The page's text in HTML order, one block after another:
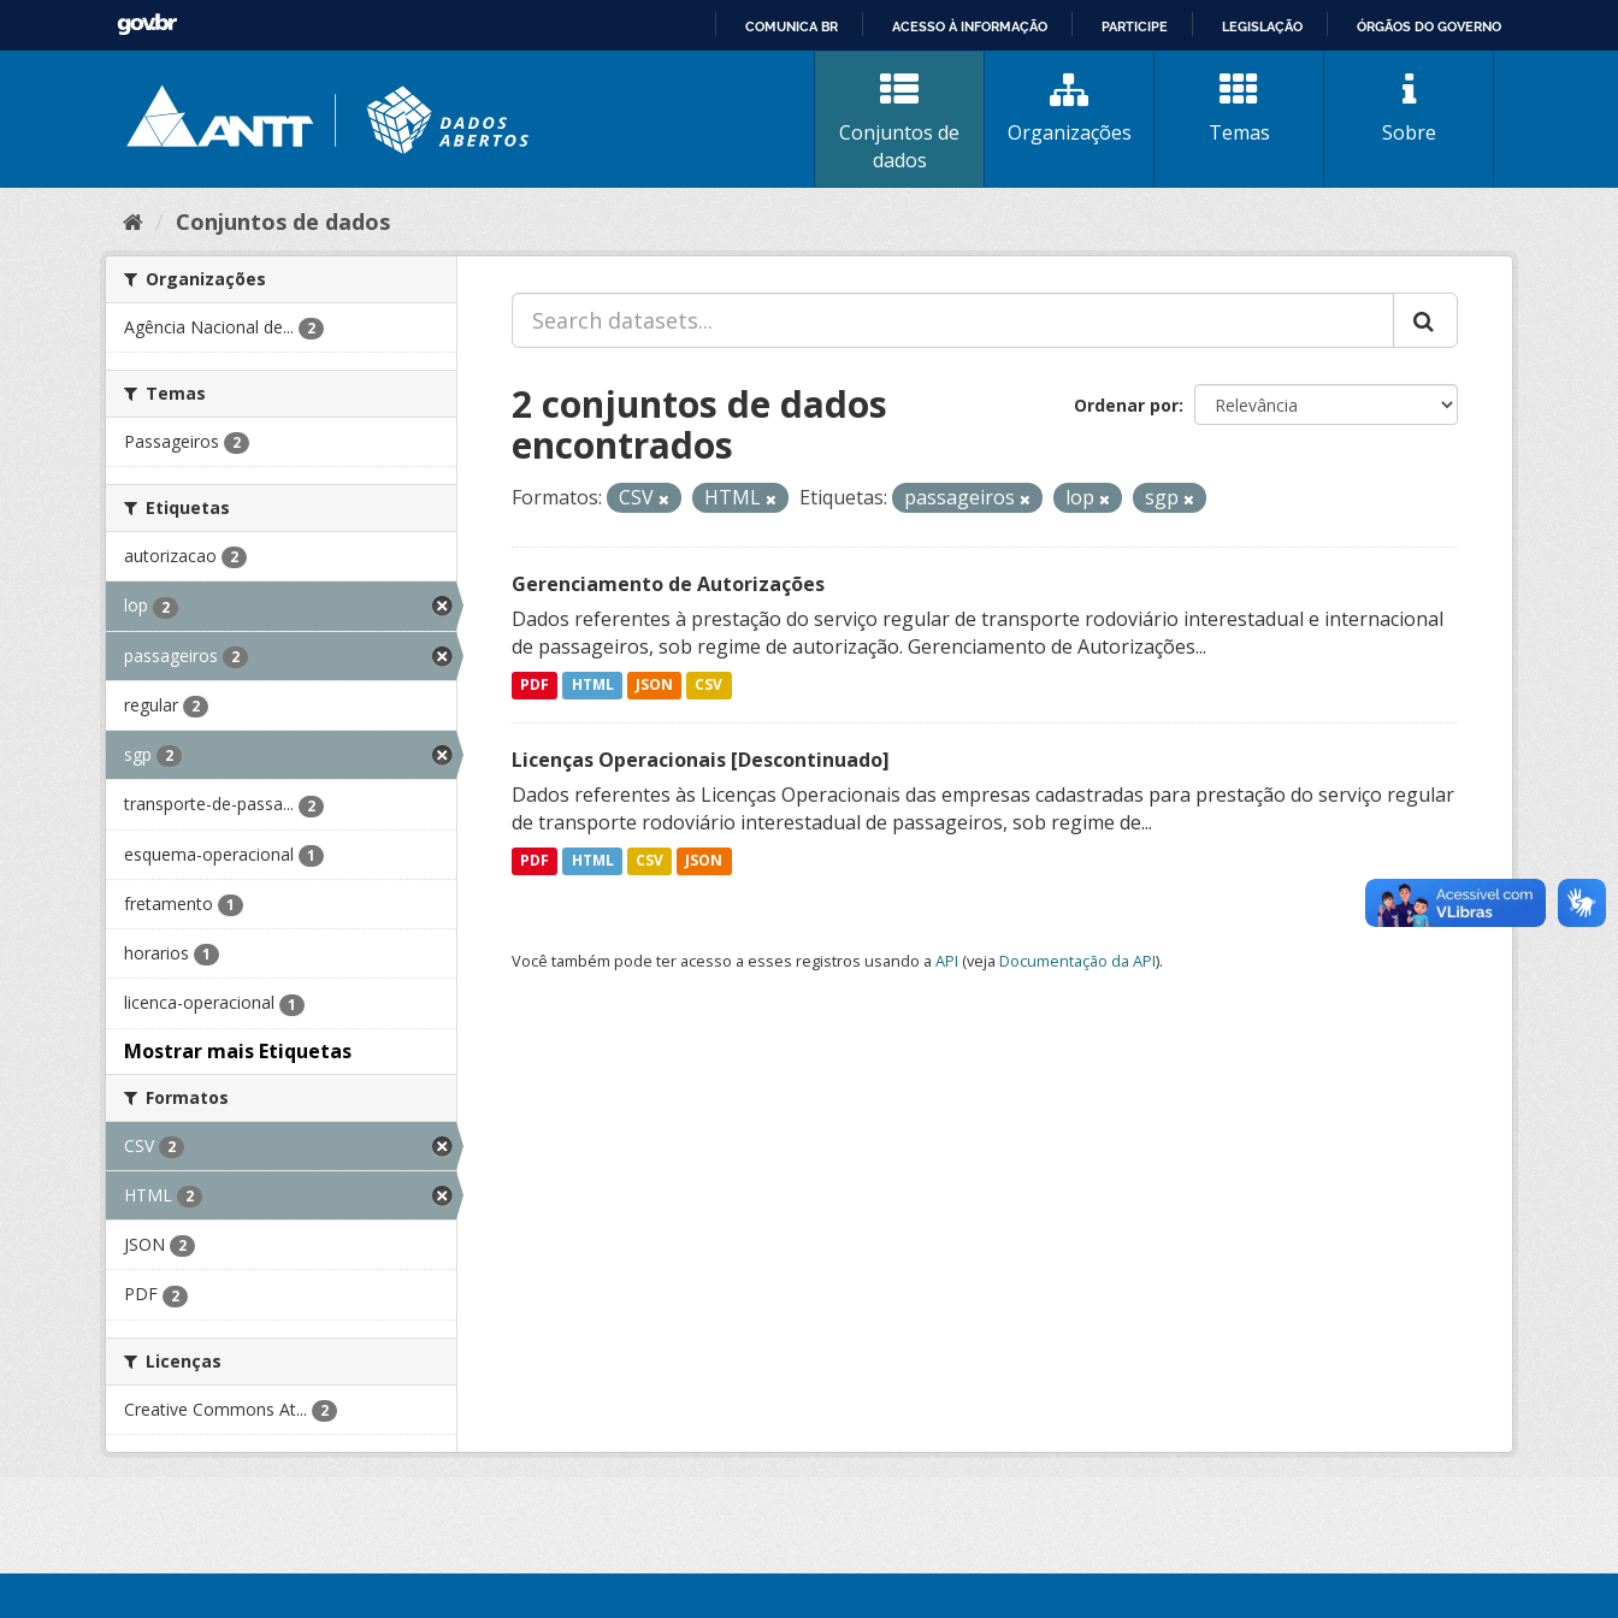
CONTEÚDO
COMUNICA BR ACESSO À INFORMAÇÃO PARTICIPE LEGISLAÇÃO ÓRGÃOS DO GOVERNO
Conjuntos de
dados
Organizações Temas Sobre
Conjuntos de dados
Organizações
Agência Nacional de... 2
Temas
Passageiros 2
Etiquetas
autorizacao 2
lop 2
passageiros 2
regular 2
sgp 2
transporte-de-passa... 2
esquema-operacional 1
fretamento 1
horarios 1
licenca-operacional 1
Mostrar mais Etiquetas
Formatos
CSV 2
HTML 2
JSON 2
PDF 2
Licenças
Creative Commons At... 2
Ordenar por
2 conjuntos de dados
encontrados
Formatos: CSV HTML Etiquetas: passageiros lop sgp
Gerenciamento de Autorizações
Dados referentes à prestação do serviço regular de transporte rodoviário interestadual e internacional
de passageiros, sob regime de autorização. Gerenciamento de Autorizações...
PDF HTML JSON CSV
Licenças Operacionais [Descontinuado]
Dados referentes às Licenças Operacionais das empresas cadastradas para prestação do serviço regular
de transporte rodoviário interestadual de passageiros, sob regime de...
PDF HTML CSV JSON
Você também pode ter acesso a esses registros usando a API (veja Documentação da API).